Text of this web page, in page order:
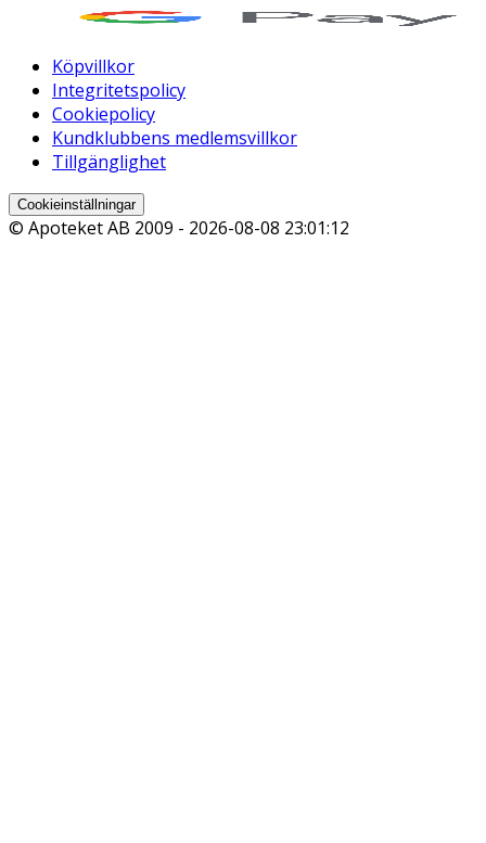
Köpvillkor
Integritetspolicy
Cookiepolicy
Kundklubbens medlemsvillkor
Tillgänglighet
Cookieinställningar
© Apoteket AB 2009 - 2026-08-08 23:01:12